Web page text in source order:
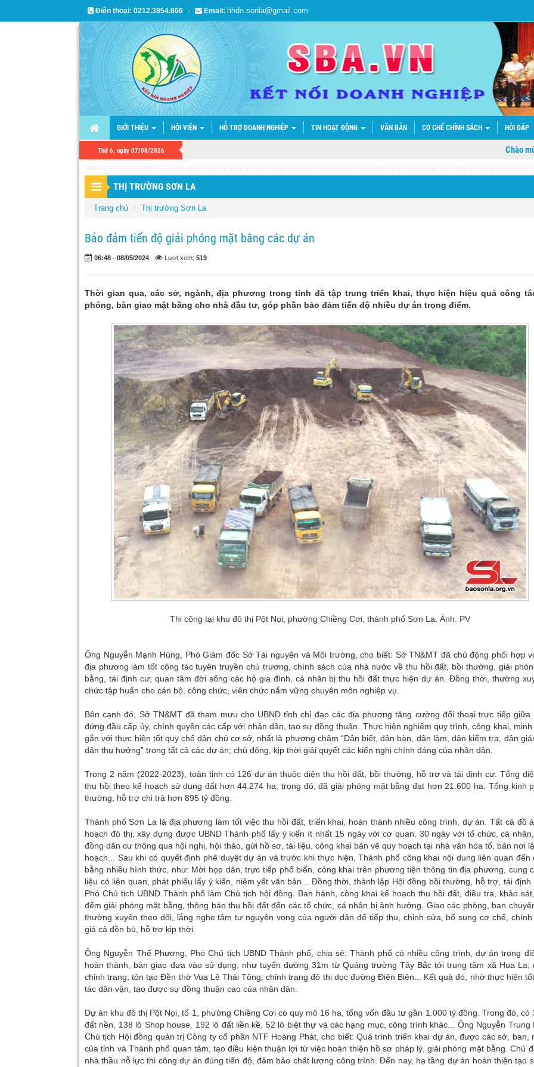
Điện thoại: 0212.3854.666 - Email: hhdn.sonla@gmail.com
GIỚI THIỆU HỘI VIÊN HỖ TRỢ DOANH NGHIỆP TIN HOẠT ĐỘNG VĂN BẢN CƠ CHẾ CHÍNH SÁCH HỎI ĐÁP
Thứ 6, ngày 07/08/2026 Chào mừng
THỊ TRƯỜNG SƠN LA
Trang chủ Thị trường Sơn La
Bảo đảm tiến độ giải phóng mặt bằng các dự án
06:48 - 08/05/2024 Lượt xem: 519
Thời gian qua, các sở, ngành, địa phương trong tỉnh đã tập trung triển khai, thực hiện hiệu quả công
phóng, bàn giao mặt bằng cho nhà đầu tư, góp phần bảo đảm tiến độ nhiều dự án trọng điểm.
Thi công tại khu đô thị Pột Nọi, phường Chiềng Cơi, thành phố Sơn La. Ảnh: PV
Ông Nguyễn Mạnh Hùng, Phó Giám đốc Sở Tài nguyên và Môi trường, cho biết: Sở TN&MT đã chủ động phối hợp
địa phương làm tốt công tác tuyên truyền chủ trương, chính sách của nhà nước về thu hồi đất, bồi thường, giải
bằng, tái định cư; quan tâm đời sống các hộ gia đình, cá nhân bị thu hồi đất thực hiện dự án. Đồng thời, thường
chức tập huấn cho cán bộ, công chức, viên chức nắm vững chuyên môn nghiệp vụ.
Bên cạnh đó, Sở TN&MT đã tham mưu cho UBND tỉnh chỉ đạo các địa phương tăng cường đối thoại trực tiếp giữa
đứng đầu cấp ủy, chính quyền các cấp với nhân dân, tạo sự đồng thuận. Thực hiện nghiêm quy trình, công khai, minh
gắn với thực hiện tốt quy chế dân chủ cơ sở, nhất là phương châm “Dân biết, dân bàn, dân làm, dân kiểm tra, dân
dân thụ hưởng” trong tất cả các dự án; chủ động, kịp thời giải quyết các kiến nghị chính đáng của nhân dân.
Trong 2 năm (2022-2023), toàn tỉnh có 126 dự án thuộc diện thu hồi đất, bồi thường, hỗ trợ và tái định cư. Tổng
thu hồi theo kế hoạch sử dụng đất hơn 44.274 ha; trong đó, đã giải phóng mặt bằng đạt hơn 21.600 ha. Tổng kinh
thường, hỗ trợ chi trả hơn 895 tỷ đồng.
Thành phố Sơn La là địa phương làm tốt việc thu hồi đất, triển khai, hoàn thành nhiều công trình, dự án. Tất cả đồ
hoạch đô thị, xây dựng được UBND Thành phố lấy ý kiến ít nhất 15 ngày với cơ quan, 30 ngày với tổ chức, cá
đồng dân cư thông qua hội nghị, hội thảo, gửi hồ sơ, tài liệu, công khai bản vẽ quy hoạch tại nhà văn hóa tổ, bản nơi
hoạch... Sau khi có quyết định phê duyệt dự án và trước khi thực hiện, Thành phố công khai nội dung liên quan đến
bằng nhiều hình thức, như: Mời họp dân, trực tiếp phổ biến, công khai trên phương tiện thông tin địa phương, cung
liệu có liên quan, phát phiếu lấy ý kiến, niêm yết văn bản... Đồng thời, thành lập Hội đồng bồi thường, hỗ trợ, tái định
Phó Chủ tịch UBND Thành phố làm Chủ tịch hội đồng. Ban hành, công khai kế hoạch thu hồi đất, điều tra, khảo
đếm giải phóng mặt bằng, thông báo thu hồi đất đến các tổ chức, cá nhân bị ảnh hưởng. Giao các phòng, ban
thường xuyên theo dõi, lắng nghe tâm tư nguyện vọng của người dân để tiếp thu, chỉnh sửa, bổ sung cơ chế, chính
giá cả đền bù, hỗ trợ kịp thời.
Ông Nguyễn Thế Phương, Phó Chủ tịch UBND Thành phố, chia sẻ: Thành phố có nhiều công trình, dự án trọng
hoàn thành, bàn giao đưa vào sử dụng, như tuyến đường 31m từ Quảng trường Tây Bắc tới trung tâm xã Hua La;
chỉnh trang, tôn tạo Đền thờ Vua Lê Thái Tông; chỉnh trang đô thị dọc đường Điện Biên... Kết quả đó, nhờ thực hiện
tác dân vận, tạo được sự đồng thuận cao của nhân dân.
Dự án khu đô thị Pột Nọi, tổ 1, phường Chiềng Cơi có quy mô 16 ha, tổng vốn đầu tư gần 1.000 tỷ đồng. Trong đó, có
đất nền, 138 lô Shop house, 192 lô đất liền kề, 52 lô biệt thự và các hạng mục, công trình khác... Ông Nguyễn Trung
Chủ tịch Hội đồng quản trị Công ty cổ phần NTF Hoàng Phát, cho biết: Quá trình triển khai dự án, được các sở, ban,
của tỉnh và Thành phố quan tâm, tạo điều kiện thuận lợi từ việc hoàn thiện hồ sơ pháp lý, giải phóng mặt bằng. Chủ
nhà thầu nỗ lực thi công dự án đúng tiến độ, đảm bảo chất lượng công trình. Đến nay, hạ tầng dự án hoàn thiện tạo